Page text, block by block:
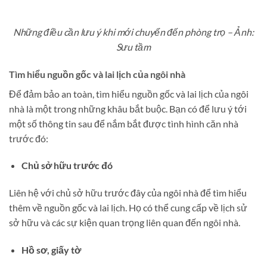
Những điều cần lưu ý khi mới chuyển đến phòng trọ – Ảnh:
Sưu tầm
Tìm hiểu nguồn gốc và lai lịch của ngôi nhà
Để đảm bảo an toàn, tìm hiểu nguồn gốc và lai lịch của ngôi
nhà là một trong những khâu bắt buộc. Bạn có để lưu ý tới
một số thông tin sau để nắm bắt được tình hình căn nhà
trước đó:
Chủ sở hữu trước đó
Liên hệ với chủ sở hữu trước đây của ngôi nhà để tìm hiểu
thêm về nguồn gốc và lai lịch. Họ có thể cung cấp về lịch sử
sở hữu và các sự kiện quan trọng liên quan đến ngôi nhà.
Hồ sơ, giấy tờ